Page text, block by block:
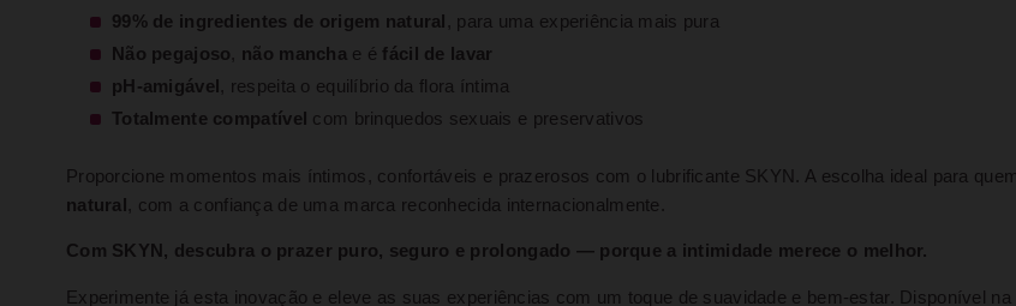
99% de ingredientes de origem natural , para uma experiência mais pura
Não pegajoso, não mancha e é fácil de lavar
pH-amigável, respeita o equilíbrio da flora íntima
Totalmente compatível com brinquedos sexuais e preservativos
Proporcione momentos mais íntimos, confortáveis e prazerosos com o lubrificante SKYN. A escolha ideal para
natural, com a confiança de uma marca reconhecida internacionalmente.
Com SKYN, descubra o prazer puro, seguro e prolongado — porque a intimidade merece o melhor.
Experimente já esta inovação e eleve as suas experiências com um toque de suavidade e bem-estar. Disponível